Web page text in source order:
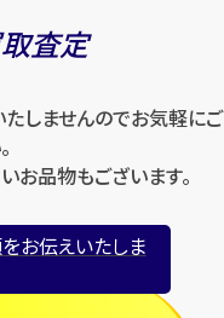
査定
しませんのでお気軽にご
お品物もございます。
お伝えいたしま